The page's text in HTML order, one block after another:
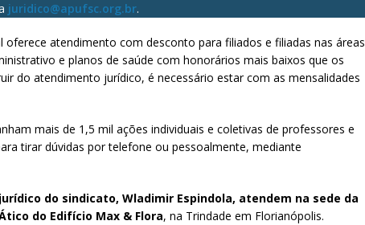
juridico@apufsc.org.br.
oferece atendimento com desconto para filiados e filiadas nas áreas
e planos de saúde com honorários mais baixos que os
do atendimento jurídico, é necessário estar com as mensalidades
mais de 1,5 mil ações individuais e coletivas de professores e
tirar dúvidas por telefone ou pessoalmente, mediante
do sindicato, Wladimir Espindola, atendem na sede da
do Edifício Max & Flora, na Trindade em Florianópolis.